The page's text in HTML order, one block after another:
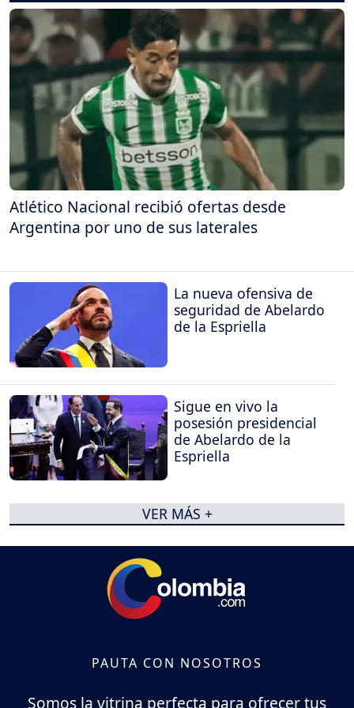
Atlético Nacional recibió ofertas desde
Argentina por uno de sus laterales
La nueva ofensiva de
seguridad de Abelardo
de la Espriella
Sigue en vivo la
posesión presidencial
de Abelardo de la
Espriella
VER MÁS +
PAUTA CON NOSOTROS
Somos la vitrina perfecta para ofrecer tus